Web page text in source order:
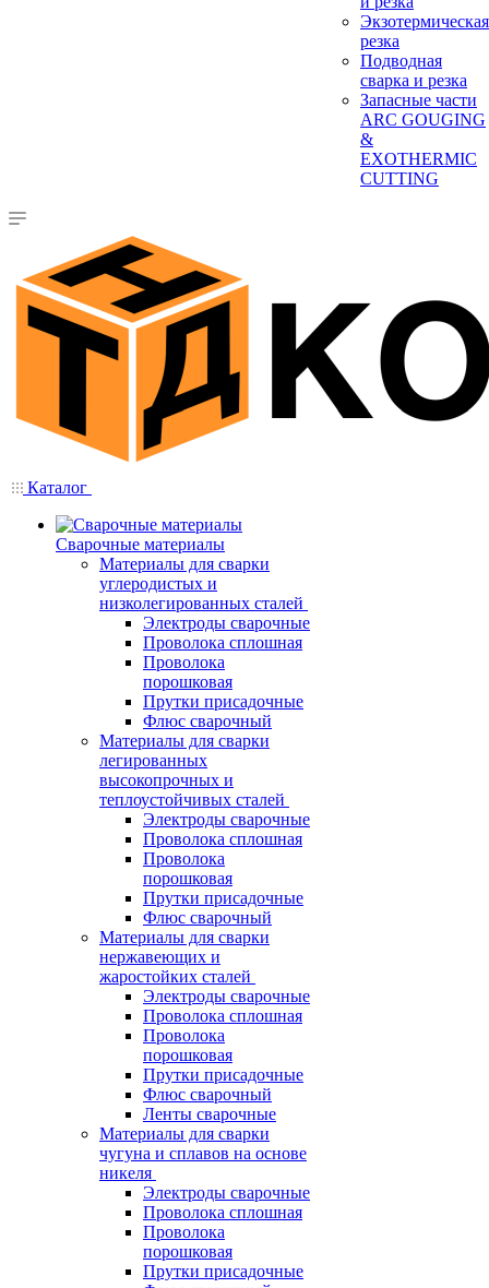
Экзотермическая
резка
Подводная
сварка и резка
Запасные части
ARC GOUGING
&
EXOTHERMIC
CUTTING
Каталог
Сварочные материалы
Материалы для сварки
углеродистых и
низколегированных сталей
Электроды сварочные
Проволока сплошная
Проволока
порошковая
Прутки присадочные
Флюс сварочный
Материалы для сварки
легированных
высокопрочных и
теплоустойчивых сталей
Электроды сварочные
Проволока сплошная
Проволока
порошковая
Прутки присадочные
Флюс сварочный
Материалы для сварки
нержавеющих и
жаростойких сталей
Электроды сварочные
Проволока сплошная
Проволока
порошковая
Прутки присадочные
Флюс сварочный
Ленты сварочные
Материалы для сварки
чугуна и сплавов на основе
никеля
Электроды сварочные
Проволока сплошная
Проволока
порошковая
Прутки присадочные